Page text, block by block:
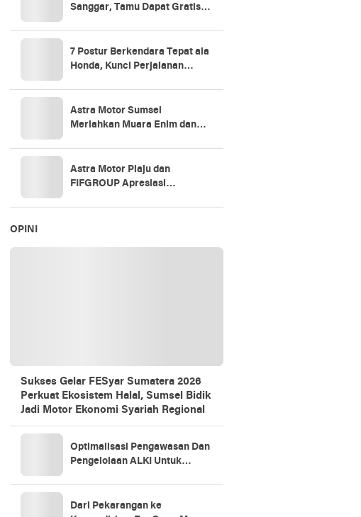
Sanggar, Tamu Dapat Gratis 1
7 Postur Berkendara Tepat ala
Honda, Kunci Perjalanan
Astra Motor Sumsel
Meriahkan Muara Enim dan
Astra Motor Plaju dan
FIFGROUP Apresiasi
OPINI
Sukses Gelar FESyar Sumatera 2026
Perkuat Ekosistem Halal, Sumsel Bidik
Jadi Motor Ekonomi Syariah Regional
Optimalisasi Pengawasan Dan
Pengelolaan ALKI Untuk
Dari Pekarangan ke